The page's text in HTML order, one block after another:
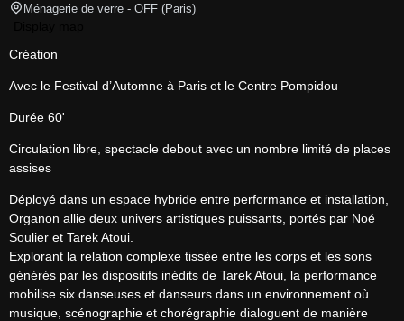
Ménagerie de verre - OFF (Paris)
Création
Avec le Festival d’Automne à Paris et le Centre Pompidou
Durée 60'
Circulation libre, spectacle debout avec un nombre limité de places
assises
Déployé dans un espace hybride entre performance et installation,
Organon allie deux univers artistiques puissants, portés par Noé
Soulier et Tarek Atoui.
Explorant la relation complexe tissée entre les corps et les sons
générés par les dispositifs inédits de Tarek Atoui, la performance
mobilise six danseuses et danseurs dans un environnement où
musique, scénographie et chorégraphie dialoguent de manière